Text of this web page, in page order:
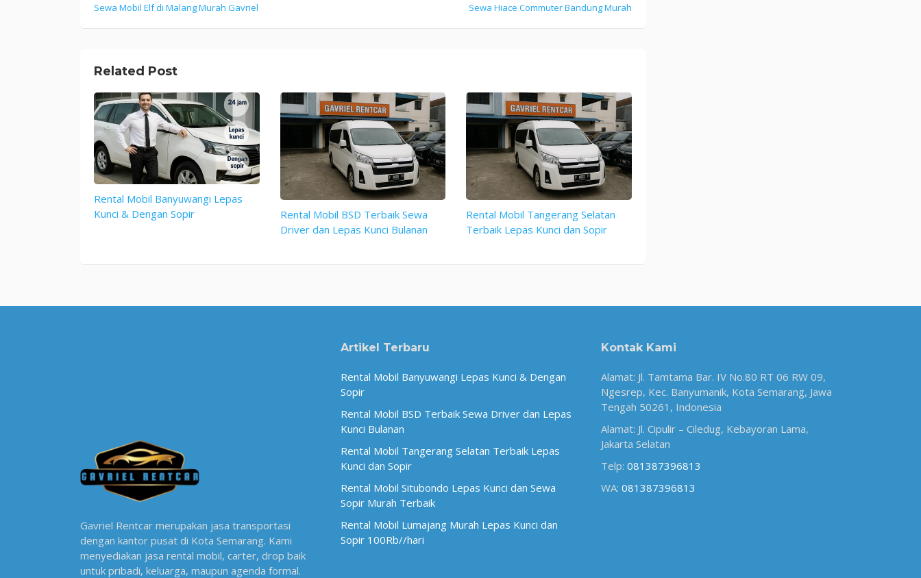
Post
navigation
Sewa Mobil Elf di Malang Murah Gavriel Sewa Hiace Commuter Bandung Murah
Related Post
Rental Mobil Banyuwangi Lepas
Kunci & Dengan Sopir
Rental Mobil BSD Terbaik Sewa
Driver dan Lepas Kunci Bulanan
Rental Mobil Tangerang Selatan
Terbaik Lepas Kunci dan Sopir
Gavriel Rentcar merupakan jasa transportasi
dengan kantor pusat di Kota Semarang. Kami
menyediakan jasa rental mobil, carter, drop baik
untuk pribadi, keluarga, maupun agenda formal.
Artikel Terbaru
Rental Mobil Banyuwangi Lepas Kunci & Dengan
Sopir
Rental Mobil BSD Terbaik Sewa Driver dan Lepas
Kunci Bulanan
Rental Mobil Tangerang Selatan Terbaik Lepas
Kunci dan Sopir
Rental Mobil Situbondo Lepas Kunci dan Sewa
Sopir Murah Terbaik
Rental Mobil Lumajang Murah Lepas Kunci dan
Sopir 100Rb//hari
Kontak Kami
Alamat: Jl. Tamtama Bar. IV No.80 RT 06 RW 09,
Ngesrep, Kec. Banyumanik, Kota Semarang, Jawa
Tengah 50261, Indonesia
Alamat: Jl. Cipulir – Ciledug, Kebayoran Lama,
Jakarta Selatan
Telp: 081387396813
WA: 081387396813